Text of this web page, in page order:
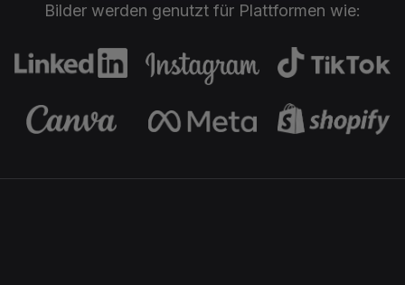
Bilder werden genutzt für Plattformen wie: